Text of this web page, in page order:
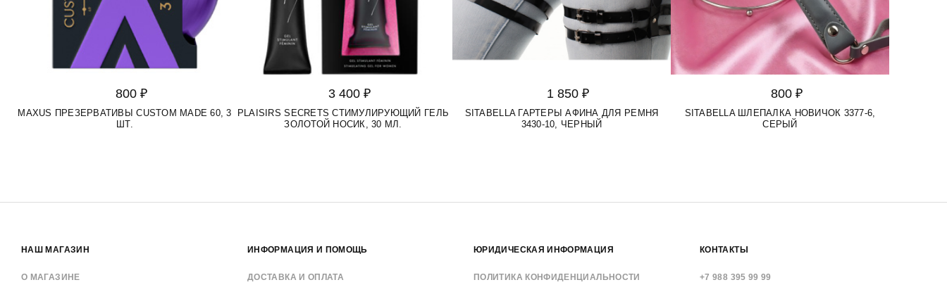
800 ₽
MAXUS ПРЕЗЕРВАТИВЫ CUSTOM MADE 60, 3
ШТ.
3 400 ₽
PLAISIRS SECRETS СТИМУЛИРУЮЩИЙ ГЕЛЬ
ЗОЛОТОЙ НОСИК, 30 МЛ.
1 850 ₽
SITABELLA ГАРТЕРЫ АФИНА ДЛЯ РЕМНЯ
3430-10, ЧЕРНЫЙ
800 ₽
SITABELLA ШЛЕПАЛКА НОВИЧОК 3377-6,
СЕРЫЙ
НАШ МАГАЗИН
О МАГАЗИНЕ
ИНФОРМАЦИЯ И ПОМОЩЬ
ДОСТАВКА И ОПЛАТА
ЮРИДИЧЕСКАЯ ИНФОРМАЦИЯ
ПОЛИТИКА КОНФИДЕНЦИАЛЬНОСТИ
КОНТАКТЫ
+7 988 395 99 99